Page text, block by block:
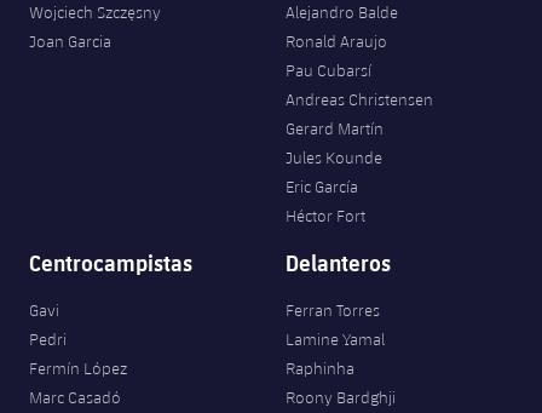
Wojciech Szczęsny
Joan Garcia
Alejandro Balde
Ronald Araujo
Pau Cubarsí
Andreas Christensen
Gerard Martín
Jules Kounde
Eric García
Héctor Fort
Centrocampistas
Gavi
Pedri
Fermín López
Marc Casadó
Delanteros
Ferran Torres
Lamine Yamal
Raphinha
Roony Bardghji